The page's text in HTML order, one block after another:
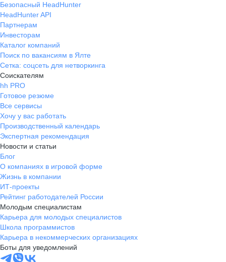
Безопасный HeadHunter
HeadHunter API
Партнерам
Инвесторам
Каталог компаний
Поиск по вакансиям в Ялте
Сетка: соцсеть для нетворкинга
Соискателям
hh PRO
Готовое резюме
Все сервисы
Хочу у вас работать
Производственный календарь
Экспертная рекомендация
Новости и статьи
Блог
О компаниях в игровой форме
Жизнь в компании
ИТ-проекты
Рейтинг работодателей России
Молодым специалистам
Карьера для молодых специалистов
Школа программистов
Карьера в некоммерческих организациях
Боты для уведомлений